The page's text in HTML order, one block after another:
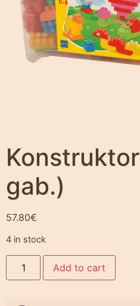
gab.)
57.80€
4 in stock
Add to cart